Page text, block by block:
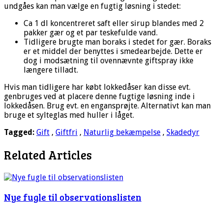
undgåes kan man vælge en fugtig løsning i stedet:
Ca 1 dl koncentreret saft eller sirup blandes med 2
pakker gær og et par teskefulde vand.
Tidligere brugte man boraks i stedet for gær. Boraks
er et middel der benyttes i smedearbejde. Dette er
dog i modsætning til ovennævnte giftspray ikke
længere tilladt.
Hvis man tidligere har købt lokkedåser kan disse evt.
genbruges ved at placere denne fugtige løsning inde i
lokkedåsen. Brug evt. en engansprøjte. Alternativt kan man
bruge et sylteglas med huller i låget.
Tagged: Gift , Giftfri , Naturlig bekæmpelse , Skadedyr
Related Articles
Nye fugle til observationslisten